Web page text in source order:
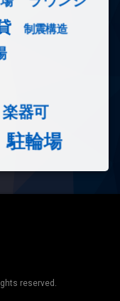
制震構造
楽器可
駐輪場
reserved.